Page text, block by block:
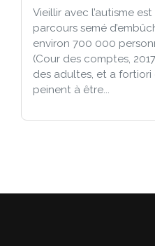
Vieillir avec l’autisme
parcours semé
environ 700 000
(Cour des comptes,
des adultes, et a fortiori
peinent à être...